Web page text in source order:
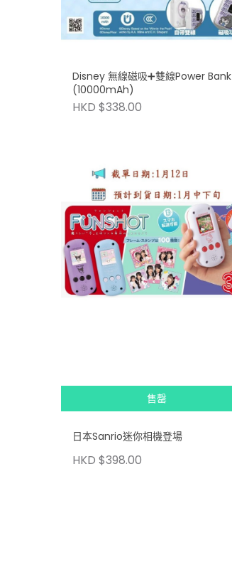
Disney 無線磁吸➕雙線Power Bank
(10000mAh)
HKD $338.00
售罄
日本Sanrio迷你相機登場
HKD $398.00